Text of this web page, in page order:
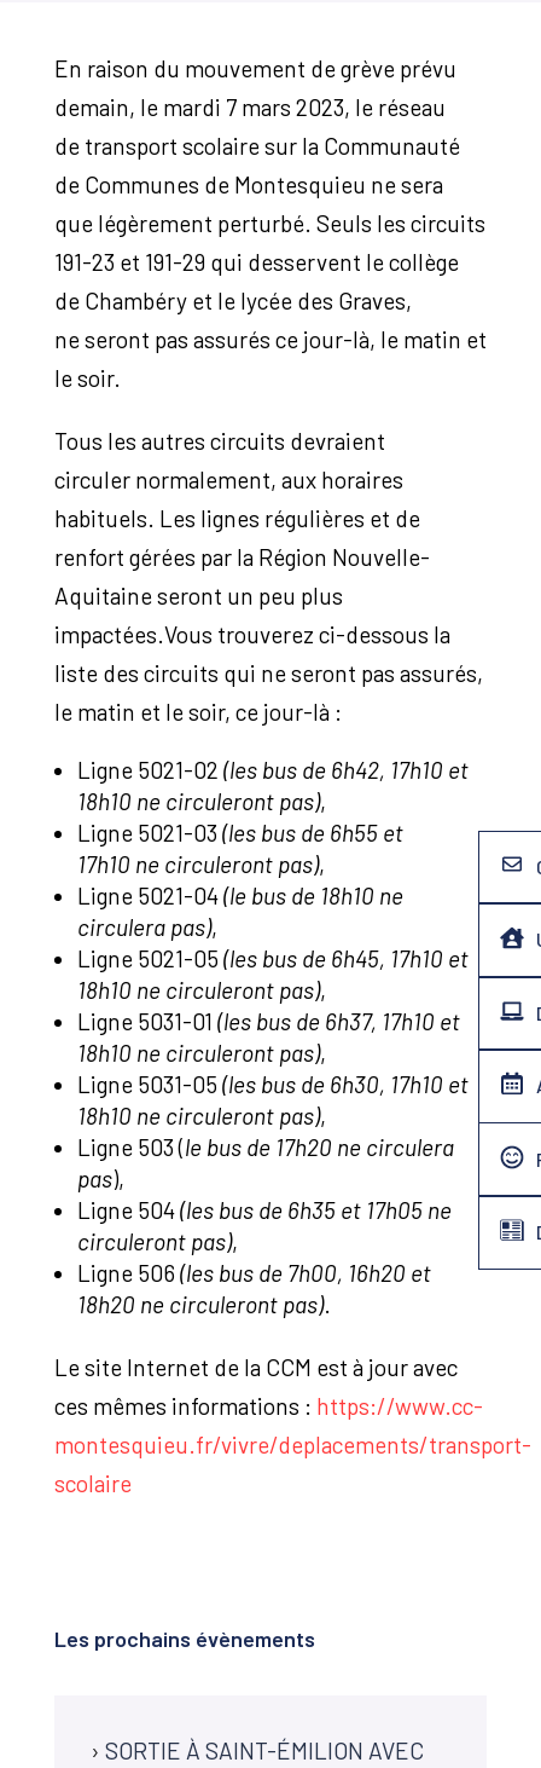
En raison du mouvement de grève prévu
demain, le mardi 7 mars 2023, le réseau
de transport scolaire sur la Communauté
de Communes de Montesquieu ne sera
que légèrement perturbé. Seuls les circuits
191-23 et 191-29 qui desservent le collège
de Chambéry et le lycée des Graves,
ne seront pas assurés ce jour-là, le matin et
le soir.
Tous les autres circuits devraient
circuler normalement, aux horaires
habituels. Les lignes régulières et de
renfort gérées par la Région Nouvelle-
Aquitaine seront un peu plus
impactées.Vous trouverez ci-dessous la
liste des circuits qui ne seront pas assurés,
le matin et le soir, ce jour-là :
Ligne 5021-02 (les bus de 6h42, 17h10 et
18h10 ne circuleront pas),
Ligne 5021-03 (les bus de 6h55 et
17h10 ne circuleront pas),
Ligne 5021-04(le bus de 18h10 ne
circulera pas),
Ligne 5021-05 (les bus de 6h45, 17h10 et
18h10 ne circuleront pas),
Ligne 5031-01 (les bus de 6h37, 17h10 et
18h10 ne circuleront pas),
Ligne 5031-05 (les bus de 6h30, 17h10 et
18h10 ne circuleront pas),
Ligne 503 (le bus de 17h20 ne circulera
pas),
Ligne 504(les bus de 6h35 et 17h05 ne
circuleront pas),
Ligne 506 (les bus de 7h00, 16h20 et
18h20 ne circuleront pas).
Le site Internet de la CCM est à jour avec
ces mêmes informations : https://www.cc-
montesquieu.fr/vivre/deplacements/transport-
scolaire
Les prochains évènements
› SORTIE À SAINT-ÉMILION AVEC